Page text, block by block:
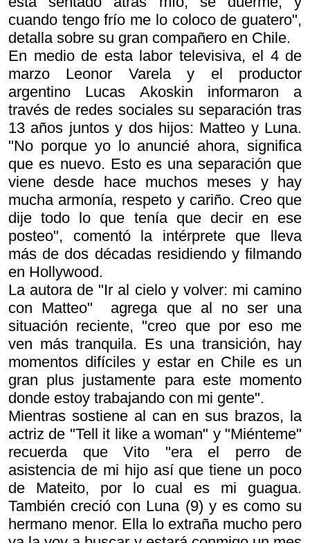
cuando tengo frío me lo coloco de guatero",
detalla sobre su gran compañero en Chile.
En medio de esta labor televisiva, el 4 de
marzo Leonor Varela y el productor
argentino Lucas Akoskin informaron a
través de redes sociales su separación tras
13 años juntos y dos hijos: Matteo y Luna.
"No porque yo lo anuncié ahora, significa
que es nuevo. Esto es una separación que
viene desde hace muchos meses y hay
mucha armonía, respeto y cariño. Creo que
dije todo lo que tenía que decir en ese
posteo", comentó la intérprete que lleva
más de dos décadas residiendo y filmando
en Hollywood.
La autora de "Ir al cielo y volver: mi camino
con Matteo" agrega que al no ser una
situación reciente, "creo que por eso me
ven más tranquila. Es una transición, hay
momentos difíciles y estar en Chile es un
gran plus justamente para este momento
donde estoy trabajando con mi gente".
Mientras sostiene al can en sus brazos, la
actriz de "Tell it like a woman" y "Miénteme"
recuerda que Vito "era el perro de
asistencia de mi hijo así que tiene un poco
de Mateito, por lo cual es mi guagua.
También creció con Luna (9) y es como su
hermano menor. Ella lo extraña mucho pero